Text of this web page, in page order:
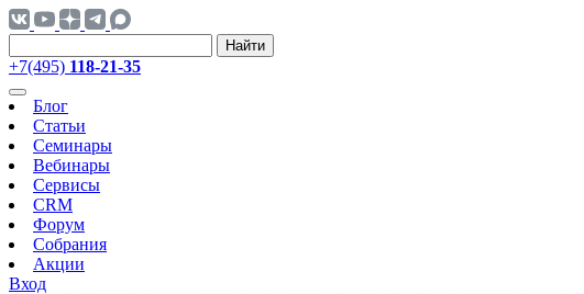
Найти
+7(495) 118-21-35
Блог
Статьи
Семинары
Вебинары
Сервисы
CRM
Форум
Собрания
Акции
Вход